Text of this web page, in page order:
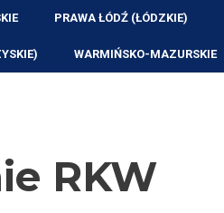
PRAWA ŁÓDŹ (ŁÓDZKIE)
WARMIŃSKO-MAZURSKIE
RKW